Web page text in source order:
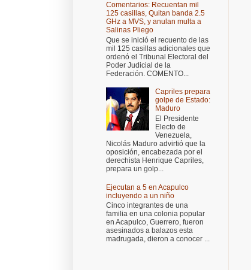
Comentarios: Recuentan mil
125 casillas, Quitan banda 2.5
GHz a MVS, y anulan multa a
Salinas Pliego
Que se inició el recuento de las
mil 125 casillas adicionales que
ordenó el Tribunal Electoral del
Poder Judicial de la
Federación. COMENTO...
Capriles prepara
golpe de Estado:
Maduro
El Presidente
Electo de
Venezuela,
Nicolás Maduro advirtió que la
oposición, encabezada por el
derechista Henrique Capriles,
prepara un golp...
Ejecutan a 5 en Acapulco
incluyendo a un niño
Cinco integrantes de una
familia en una colonia popular
en Acapulco, Guerrero, fueron
asesinados a balazos esta
madrugada, dieron a conocer ...